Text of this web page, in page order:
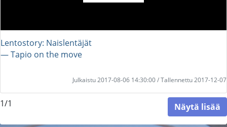
Lentostory: Naislentäjät
― Tapio on the move
Julkaistu 2017-08-06 14:30:00 / Tallennettu 2017-12-07
1/1 Näytä lisää